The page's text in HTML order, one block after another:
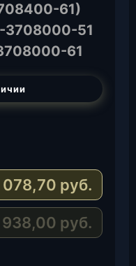
61)
3708000-51
61
078,70 руб.
938,00 руб.